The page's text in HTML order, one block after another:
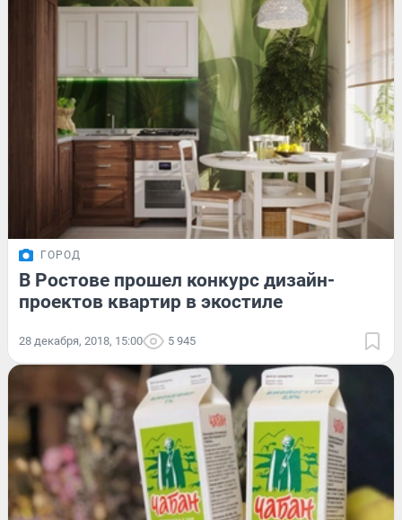
ГОРОД
В Ростове прошел конкурс дизайн-
проектов квартир в экостиле
28 декабря, 2018, 15:00 5 945